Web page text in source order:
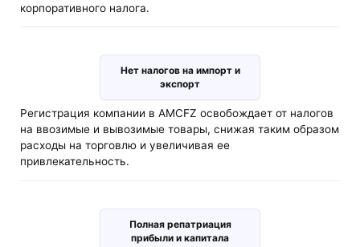
корпоративного налога.
Нет налогов на импорт и
экспорт
Регистрация компании в AMCFZ освобождает от налогов
на ввозимые и вывозимые товары, снижая таким образом
расходы на торговлю и увеличивая ее
привлекательность.
Полная репатриация
прибыли и капитала